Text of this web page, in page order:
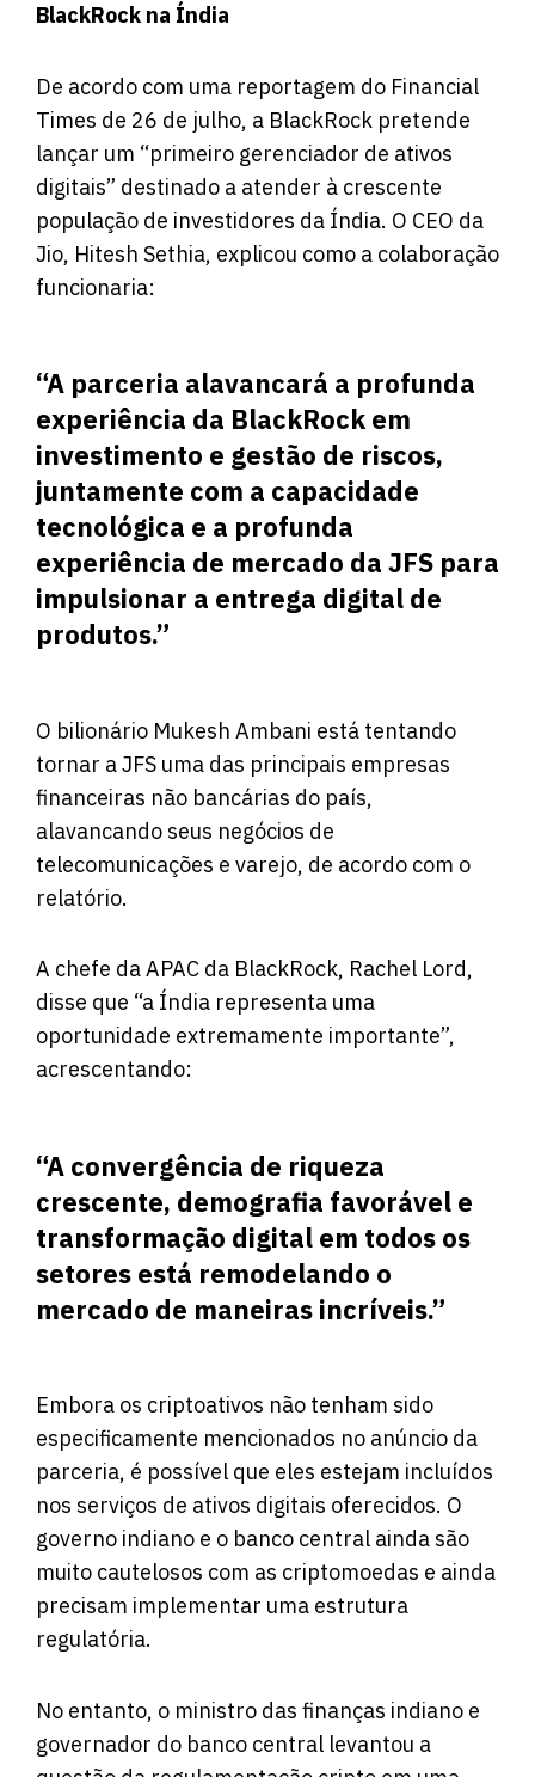
BlackRock na Índia
De acordo com uma reportagem do Financial
Times de 26 de julho, a BlackRock pretende
lançar um “primeiro gerenciador de ativos
digitais” destinado a atender à crescente
população de investidores da Índia. O CEO da
Jio, Hitesh Sethia, explicou como a colaboração
funcionaria:
“A parceria alavancará a profunda
experiência da BlackRock em
investimento e gestão de riscos,
juntamente com a capacidade
tecnológica e a profunda
experiência de mercado da JFS para
impulsionar a entrega digital de
produtos.”
O bilionário Mukesh Ambani está tentando
tornar a JFS uma das principais empresas
financeiras não bancárias do país,
alavancando seus negócios de
telecomunicações e varejo, de acordo com o
relatório.
A chefe da APAC da BlackRock, Rachel Lord,
disse que “a Índia representa uma
oportunidade extremamente importante”,
acrescentando:
“A convergência de riqueza
crescente, demografia favorável e
transformação digital em todos os
setores está remodelando o
mercado de maneiras incríveis.”
Embora os criptoativos não tenham sido
especificamente mencionados no anúncio da
parceria, é possível que eles estejam incluídos
nos serviços de ativos digitais oferecidos. O
governo indiano e o banco central ainda são
muito cautelosos com as criptomoedas e ainda
precisam implementar uma estrutura
regulatória.
No entanto, o ministro das finanças indiano e
governador do banco central levantou a